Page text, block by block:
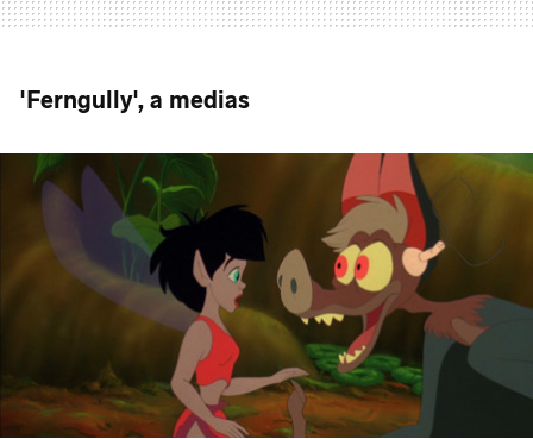
'Ferngully', a medias